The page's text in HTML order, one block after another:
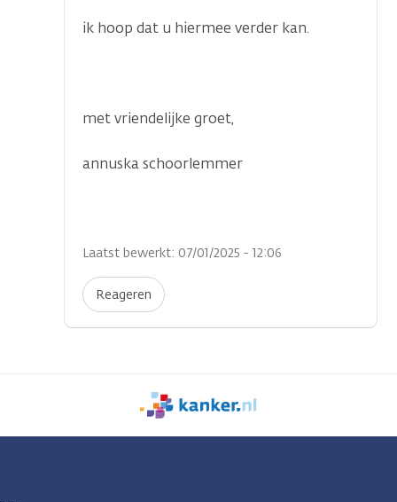
ik hoop dat u hiermee verder kan.
met vriendelijke groet,
annuska schoorlemmer
Laatst bewerkt: 07/01/2025 - 12:06
Reageren
We
zijn